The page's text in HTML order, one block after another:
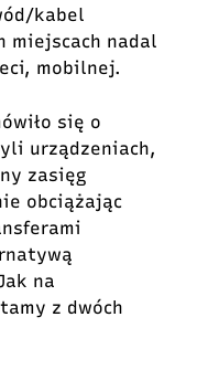
kabel
miejscach nadal
mobilnej.
się o
urządzeniach,
zasięg
obciążając
na
z dwóch